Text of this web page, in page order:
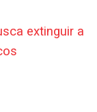
extinguir a